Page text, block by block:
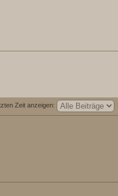
Zeit anzeigen: